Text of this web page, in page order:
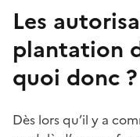
Les
plantation
quoi donc ?
Dès lors qu’il y a